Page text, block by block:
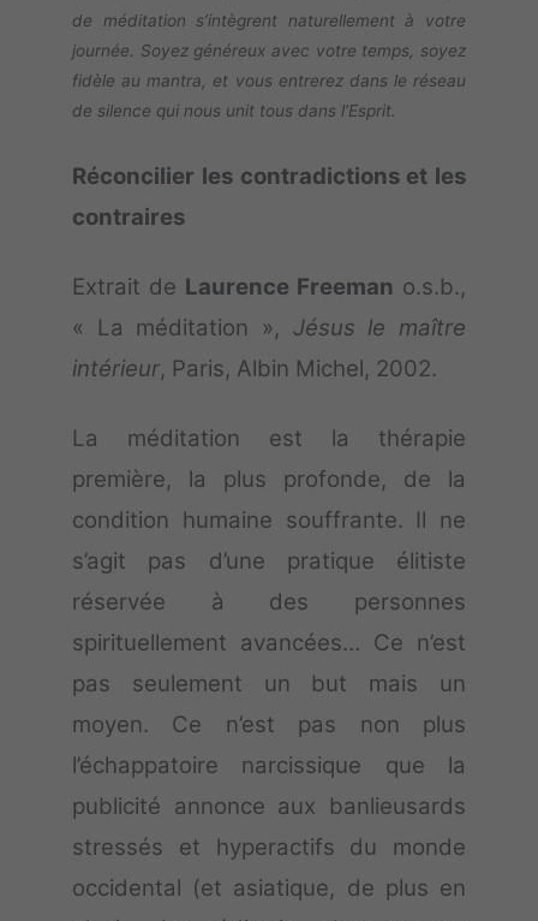
de méditation s’intègrent naturellement à votre
journée. Soyez généreux avec votre temps, soyez
fidèle au mantra, et vous entrerez dans le réseau
de silence qui nous unit tous dans l’Esprit.
Réconcilier les contradictions et les
contraires
Extrait de Laurence Freeman o.s.b.,
« La méditation », Jésus le maître
intérieur, Paris, Albin Michel, 2002.
La méditation est la thérapie
première, la plus profonde, de la
condition humaine souffrante. Il ne
s’agit pas d’une pratique élitiste
réservée à des personnes
spirituellement avancées… Ce n’est
pas seulement un but mais un
moyen. Ce n’est pas non plus
l’échappatoire narcissique que la
publicité annonce aux banlieusards
stressés et hyperactifs du monde
occidental (et asiatique, de plus en